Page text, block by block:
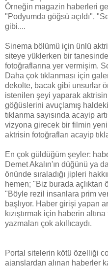
Örneğin magazin haberleri
"Podyumda göğsü açıldı",
gibi....
Sinema bölümü için ünlü
siteye yüklerken bir
fotoğraflarına yer vermişim.
Daha çok tıklanması için
dekolte, bacak gibi unsurlar
istenilen şeyi yaparak aktrisin
göğüslerini avuçlamış
tıklanma sayısında acayip
vizyona girecek bir filmin
aktrisin fotoğrafları acayip
En çok güldüğüm şeyler:
Demet Akalın'ın düğünü ya
önünde sıraladığı jipleri
hemen; "Biz burada açlıktan
"Böyle rezil insanlara prim
başlıyor. Haber girişi yapan
kızıştırmak için haberin
yazmaları çok akıllıcaydı.
Portal sitelerin kötü özelliği
ajanslardan alınan haberler